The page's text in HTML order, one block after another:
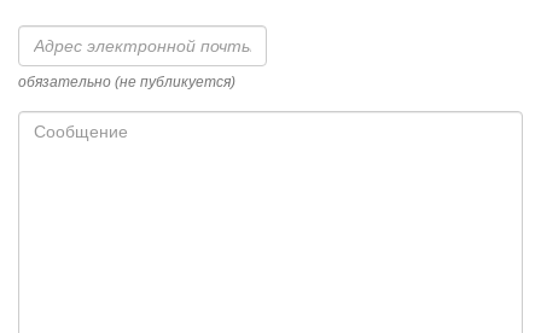
Адрес
электронной
почты
обязательно (не публикуется)
Сообщение